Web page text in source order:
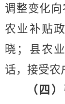
调整变化
农业补贴
晓；县农业
话，接受农
（ 四